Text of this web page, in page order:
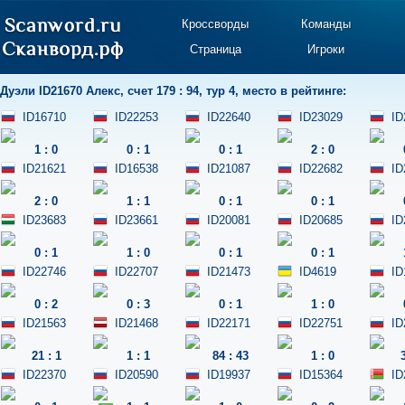
Кроссворды
Команды
Страница
Игроки
Дуэли ID21670 Алекс, счет 179 : 94, тур 4, место в рейтинге:
ID16710
1 : 0
ID22253
0 : 1
ID22640
0 : 1
ID23029
2 : 0
ID21621
2 : 0
ID16538
1 : 1
ID21087
0 : 1
ID22682
0 : 1
ID23683
0 : 1
ID23661
1 : 0
ID20081
0 : 1
ID20685
0 : 1
ID22746
0 : 2
ID22707
0 : 3
ID21473
0 : 1
ID4619
1 : 0
ID21563
21: 1
ID21468
1 : 1
ID22171
84: 43
ID22751
1 : 0
ID22370
ID20590 ID19937 ID15364